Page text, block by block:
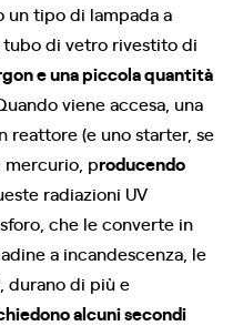
un tipo di lampada a
di vetro rivestito di
e una piccola quantità
viene accesa, una
reattore (e uno starter, se
producendo
radiazioni UV
che le converte in
a incandescenza, le
durano di più e
alcuni secondi